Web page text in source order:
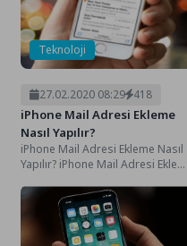
Teknoloji
27.02.2020 08:29 418
iPhone Mail Adresi Ekleme
Nasıl Yapılır?
iPhone Mail Adresi Ekleme Nasıl
Yapılır? iPhone Mail Adresi Ekleme
telefonlarınıza...